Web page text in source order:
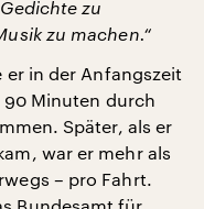
zu
zu machen.“
er in der Anfangszeit
90 Minuten durch
Später, als er
war er mehr als
– pro Fahrt.